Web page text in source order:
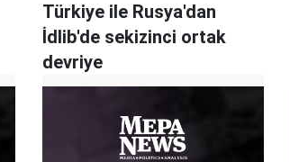
Türkiye ile Rusya'dan
İdlib'de sekizinci ortak
devriye